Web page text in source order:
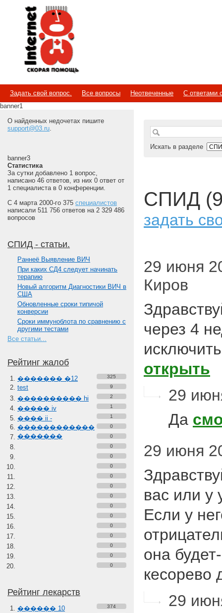
Internet
Скорая помощь
Задать свой вопрос. Все вопросы Неотвеченные
С ответами
banner1
О найденных недочетах пишите
support@03.ru.
banner3
Статистика
За сутки добавлено 1 вопрос,
написано 46 ответов, из них 0 ответ от
1 специалиста в 0 конференции.
С 4 марта 2000-го 375 специалистов
написали 511 756 ответов на 2 329 486
вопросов
СПИД - статьи.
Paннеё Выявление ВИЧ
При каких СД4 следует начинать
терапию
Новый алгоритм Диагностики ВИЧ в
США
Обновленные сроки типичой
конверсии
Сроки иммуноблота по сравнению с
другими тестами
Все статьи...
Рейтинг жалоб
������� �12 325
test 9
���������� hi 2
����� iv 1
���� ii -
������������
�������
1
0
0
0
0
0
0
0
0
0
0
0
0
0
0
0
Рейтинг лекарств
������ 10 374
Искать в разделе
СПИД
задать
29 июня
Киров
через 4
открыть
29
Да
29 июня
вас или у
Если у
она
29